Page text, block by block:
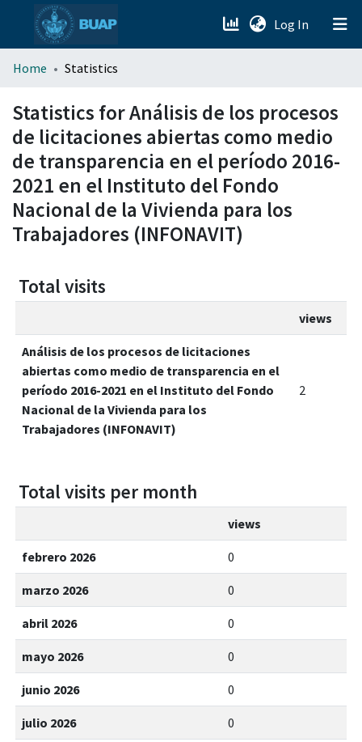
Log In (current)
menu.section.about_menu
All of DSpace
Home Statistics
Statistics for Análisis de los procesos
de licitaciones abiertas como medio
de transparencia en el período 2016-
2021 en el Instituto del Fondo
Nacional de la Vivienda para los
Trabajadores (INFONAVIT)
Total visits
views
Análisis de los procesos de licitaciones
abiertas como medio de transparencia en el
período 2016-2021 en el Instituto del Fondo
Nacional de la Vivienda para los
Trabajadores (INFONAVIT)
2
Total visits per month
views
febrero 2026 0
marzo 2026 0
abril 2026 0
mayo 2026 0
junio 2026 0
julio 2026 0